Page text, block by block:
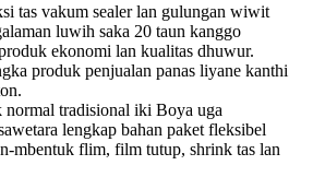
tas vakum sealer lan gulungan wiwit
luwih saka 20 taun kanggo
ekonomi lan kualitas dhuwur.
produk penjualan panas liyane kanthi
tradisional iki Boya uga
lengkap bahan paket fleksibel
mbentuk flim, film tutup, shrink tas lan